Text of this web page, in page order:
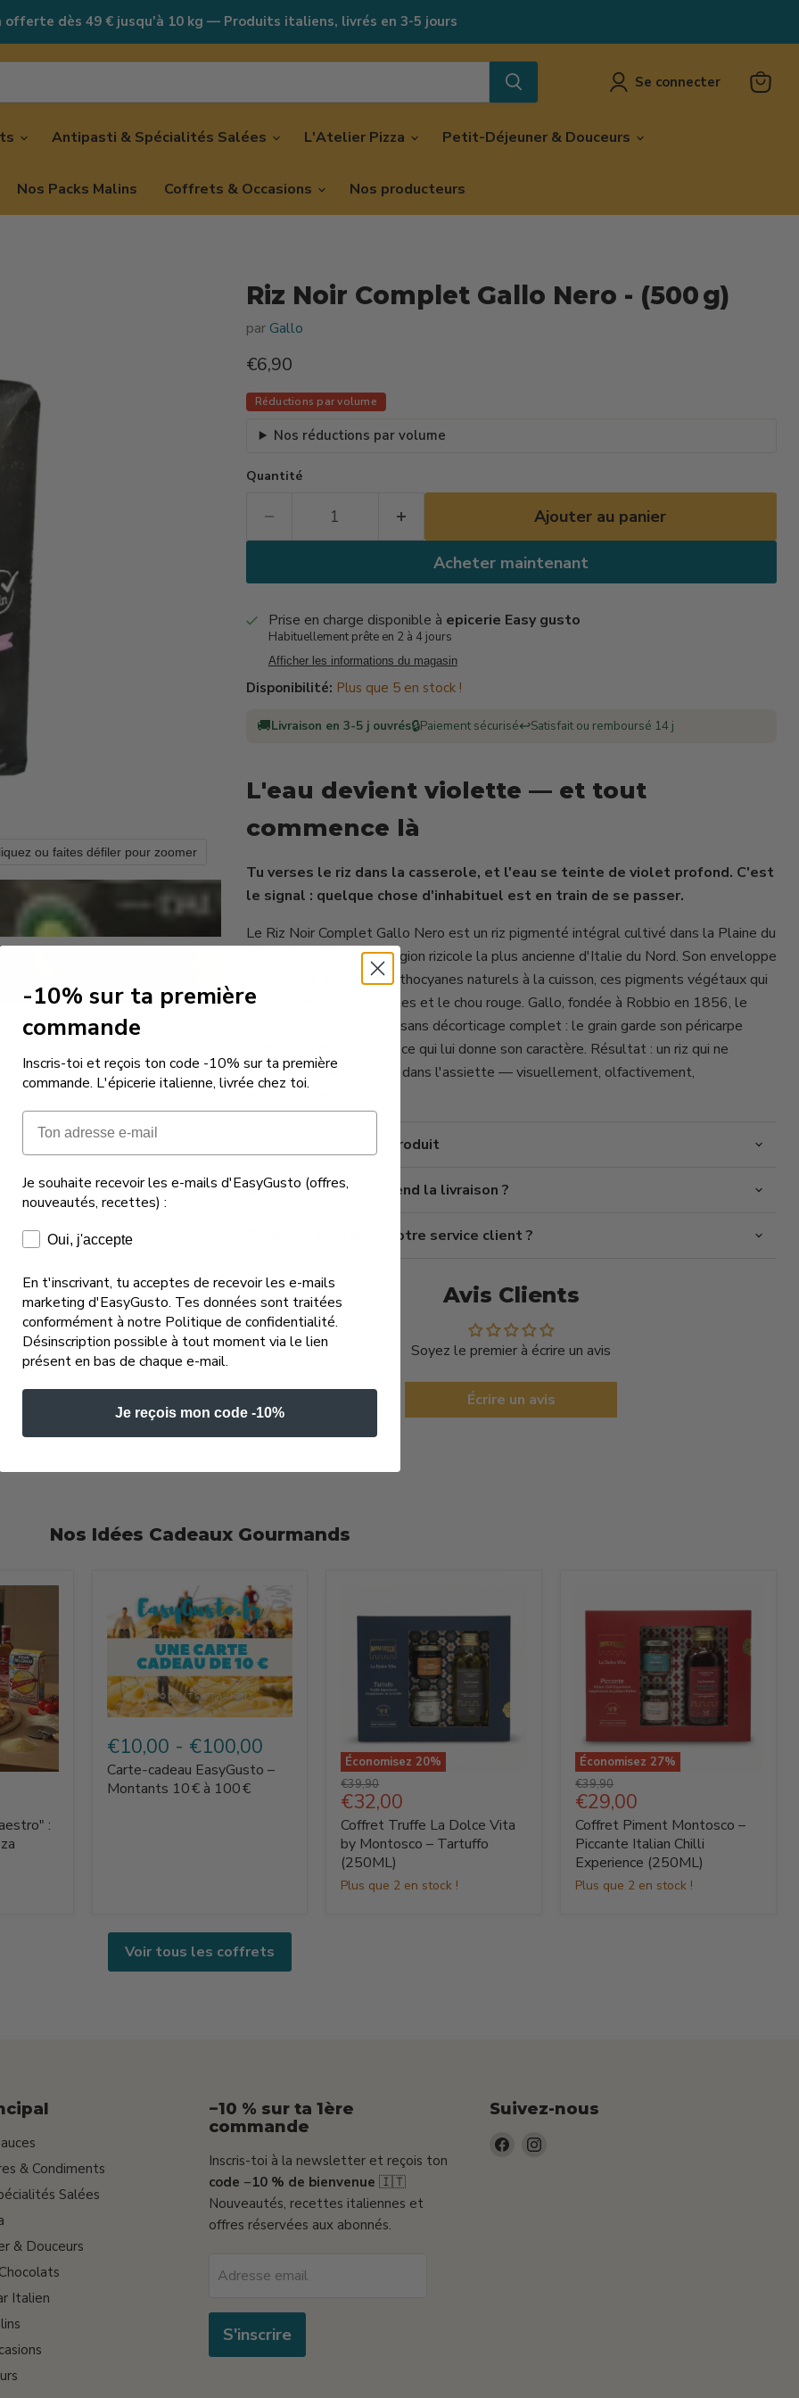
offerte dès 49 € jusqu'à 10 kg — Produits italiens, livrés en 3-5 jours
Se connecter
Antipasti & Spécialités Salées L'Atelier Pizza Petit-Déjeuner & Douceurs
Nos Packs Malins Coffrets & Occasions Nos producteurs
ou faites défiler pour zoomer
Riz Noir Complet Gallo Nero - (500 g)
parGallo
Prix actuel
€6,90
Réductions par volume
Nos réductions par volume
Quantité
Ajouter au panier
Acheter maintenant
Prise en charge disponible à epicerie Easy gusto
Habituellement prête en 2 à 4 jours
Afficher les informations du magasin
Disponibilité: Plus que 5 en stock !
🚚Livraison en 3-5 j ouvrés🔒Paiement sécurisé↩️Satisfait ou remboursé 14 j
L'eau devient violette — et tout
commence là
Tu verses le riz dans la casserole, et l'eau se teinte de violet profond. C'est
le signal : quelque chose d'inhabituel est en train de se passer.
Le Riz Noir Complet Gallo Nero est un riz pigmenté intégral cultivé dans la Plaine du
Pô, en Lomellina — la région rizicole la plus ancienne d'Italie du Nord. Son enveloppe
noire intact libère des anthocyanes naturels à la cuisson, ces pigments végétaux qui
colorent aussi les myrtilles et le chou rouge. Gallo, fondée à Robbio en 1856, le
cultive et le conditionne sans décorticage complet : le grain garde son péricarpe
sombre, sa fibre, et tout ce qui lui donne son caractère. Résultat : un riz qui ne
ressemble à aucun autre dans l'assiette — visuellement, olfactivement,
En savoir plus sur ce produit
Combien de temps prend la livraison ?
Comment contacter notre service client ?
Avis Clients
Soyez le premier à écrire un avis
Écrire un avis
Nos Idées Cadeaux Gourmands
:
EasyGusto
–
Montants
10 €
€10,00 - €100,00
Carte‑cadeau EasyGusto –
Montants 10 € à 100 €
Économisez 20%
Coffret
Truffe
La
Dolce
Vita
by
Montosco
–
Prix
d'origine
€39,90
Prix
actuel
€32,00
Coffret Truffe La Dolce Vita
by Montosco – Tartuffo
(250ML)
Plus que 2 en stock !
Économisez 27%
Coffret
Piment
Montosco
–
Piccante
Italian
Chilli
Experience
Prix
d'origine
€39,90
Prix
actuel
€29,00
Coffret Piment Montosco –
Piccante Italian Chilli
Experience (250ML)
Plus que 2 en stock !
Voir tous les coffrets
& Condiments
Salées
& Douceurs
Italien
−10 % sur ta 1ère
commande
Inscris-toi à la newsletter et reçois ton
code −10 % de bienvenue 🇮🇹
Nouveautés, recettes italiennes et
offres réservées aux abonnés.
Adresse email
S'inscrire
Suivez-nous
Trouvez-
-10% sur ta première
commande
Inscris-toi et reçois ton code -10% sur ta première
commande. L'épicerie italienne, livrée chez toi.
Email
Je souhaite recevoir les e-mails d'EasyGusto (offres,
nouveautés, recettes) :
Consentement e-mails marketing
Oui, j'accepte
En t'inscrivant, tu acceptes de recevoir les e-mails
marketing d'EasyGusto. Tes données sont traitées
conformément à notre Politique de confidentialité.
Désinscription possible à tout moment via le lien
présent en bas de chaque e-mail.
Je reçois mon code -10%